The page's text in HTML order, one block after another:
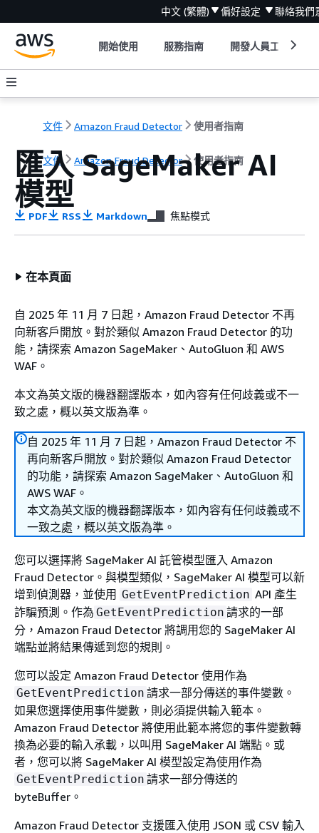
中文 (繁體) 偏好設定 聯絡我們
開始使用 服務指南 開發人員工具
文件 Amazon Fraud Detector 使用者指南
文件 Amazon Fraud Detector 使用者指南
匯入 SageMaker AI
模型
PDF RSS Markdown 焦點模式
在本頁面
自 2025 年 11 月 7 日起，Amazon Fraud Detector 不再
向新客戶開放。對於類似 Amazon Fraud Detector 的功
能，請探索 Amazon SageMaker、AutoGluon 和 AWS
WAF。
本文為英文版的機器翻譯版本，如內容有任何歧義或不一
致之處，概以英文版為準。
自 2025 年 11 月 7 日起，Amazon Fraud Detector 不
再向新客戶開放。對於類似 Amazon Fraud Detector
的功能，請探索 Amazon SageMaker、AutoGluon 和
AWS WAF。
本文為英文版的機器翻譯版本，如內容有任何歧義或不
一致之處，概以英文版為準。
您可以選擇將 SageMaker AI 託管模型匯入 Amazon
Fraud Detector。與模型類似，SageMaker AI 模型可以新
增到偵測器，並使用 GetEventPrediction API 產生
詐騙預測。作為 GetEventPrediction 請求的一部
分，Amazon Fraud Detector 將調用您的 SageMaker AI
端點並將結果傳遞到您的規則。
您可以設定 Amazon Fraud Detector 使用作為
GetEventPrediction 請求一部分傳送的事件變數。
如果您選擇使用事件變數，則必須提供輸入範本。
Amazon Fraud Detector 將使用此範本將您的事件變數轉
換為必要的輸入承載，以叫用 SageMaker AI 端點。或
者，您可以將 SageMaker AI 模型設定為使用作為
GetEventPrediction 請求一部分傳送的
byteBuffer。
Amazon Fraud Detector 支援匯入使用 JSON 或 CSV 輸入